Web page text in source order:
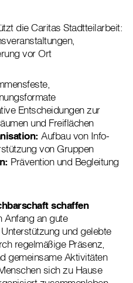
die Caritas Stadtteilarbeit:
vor Ort
Entscheidungen zur
und Freiflächen
Aufbau von Info-
von Gruppen
Prävention und Begleitung
schaffen
Anfang an gute
und gelebte
regelmäßige Präsenz,
gemeinsame Aktivitäten
sich zu Hause